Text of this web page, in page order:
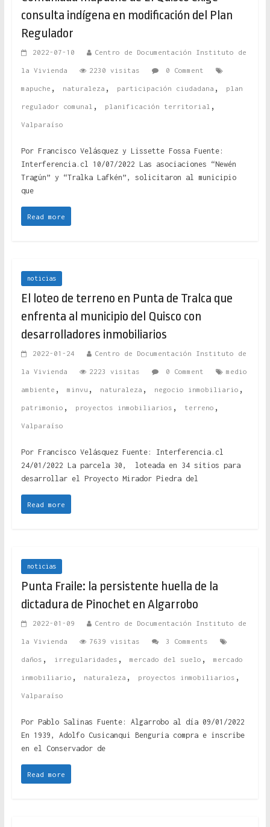
consulta indígena en modificación del Plan
Regulador
2022-07-10 Centro de Documentación Instituto de
la Vivienda 2230 visitas 0 Comment
mapuche , naturaleza , participación ciudadana , plan
regulador comunal , planificación territorial ,
Valparaíso
Por Francisco Velásquez y Lissette Fossa Fuente:
Interferencia.cl 10/07/2022 Las asociaciones “Newén
Tragún” y “Tralka Lafkén”, solicitaron al municipio
que
Read more
noticias
El loteo de terreno en Punta de Tralca que
enfrenta al municipio del Quisco con
desarrolladores inmobiliarios
2022-01-24 Centro de Documentación Instituto de
la Vivienda 2223 visitas 0 Comment medio
ambiente , minvu , naturaleza , negocio inmobiliario ,
patrimonio , proyectos inmobiliarios , terreno ,
Valparaíso
Por Francisco Velásquez Fuente: Interferencia.cl
24/01/2022 La parcela 30, loteada en 34 sitios para
desarrollar el Proyecto Mirador Piedra del
Read more
noticias
Punta Fraile: la persistente huella de la
dictadura de Pinochet en Algarrobo
2022-01-09 Centro de Documentación Instituto de
la Vivienda 7639 visitas 3 Comments
daños , irregularidades , mercado del suelo , mercado
inmobiliario , naturaleza , proyectos inmobiliarios ,
Valparaíso
Por Pablo Salinas Fuente: Algarrobo al día 09/01/2022
En 1939, Adolfo Cusicanqui Benguria compra e inscribe
en el Conservador de
Read more